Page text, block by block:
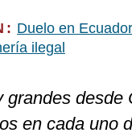
Duelo en
ilegal
grandes desde
en cada uno